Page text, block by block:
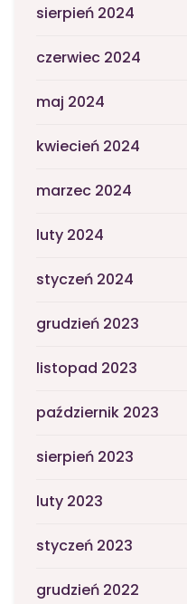
sierpień 2024
czerwiec 2024
maj 2024
kwiecień 2024
marzec 2024
luty 2024
styczeń 2024
grudzień 2023
listopad 2023
październik 2023
sierpień 2023
luty 2023
styczeń 2023
grudzień 2022